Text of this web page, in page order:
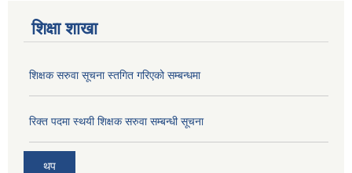
शिक्षा शाखा
शिक्षक सरुवा सूचना स्तगित गरिएको सम्बन्धमा
रिक्त पदमा स्थयी शिक्षक सरुवा सम्बन्धी सूचना
थप